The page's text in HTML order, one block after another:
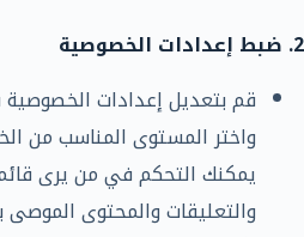
2. ضبط إعدادات الخصوصية
قم بتعديل إعدادات
واختر المستوى المناسب من
يمكنك التحكم في من يرى
والتعليقات والمحتوى الموصى